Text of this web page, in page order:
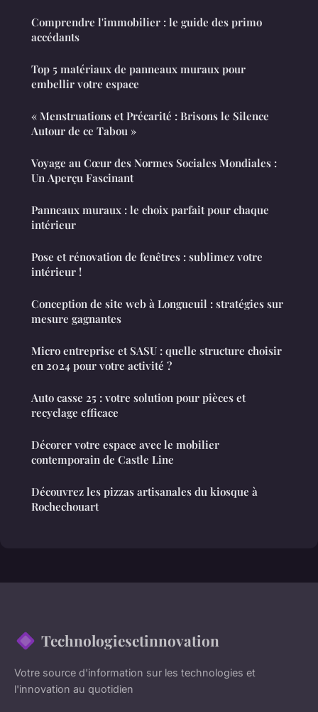
Comprendre l'immobilier : le guide des primo
accédants
Top 5 matériaux de panneaux muraux pour
embellir votre espace
« Menstruations et Précarité : Brisons le Silence
Autour de ce Tabou »
Voyage au Cœur des Normes Sociales Mondiales :
Un Aperçu Fascinant
Panneaux muraux : le choix parfait pour chaque
intérieur
Pose et rénovation de fenêtres : sublimez votre
intérieur !
Conception de site web à Longueuil : stratégies sur
mesure gagnantes
Micro entreprise et SASU : quelle structure choisir
en 2024 pour votre activité ?
Auto casse 25 : votre solution pour pièces et
recyclage efficace
Décorer votre espace avec le mobilier
contemporain de Castle Line
Découvrez les pizzas artisanales du kiosque à
Rochechouart
Technologiesetinnovation
Votre source d'information sur les technologies et
l'innovation au quotidien